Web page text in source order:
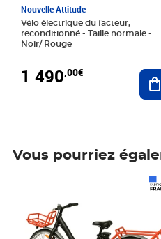
Nouvelle Attitude
Vélo électrique du facteur,
reconditionné - Taille normale -
Noir/ Rouge
1 490,00€
Vous pourriez